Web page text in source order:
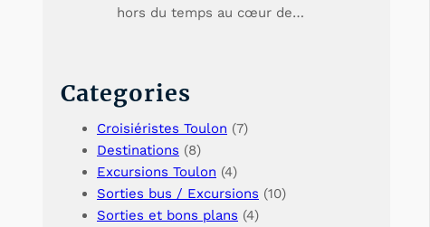
hors du temps au cœur de…
Categories
Croisiéristes Toulon (7)
Destinations (8)
Excursions Toulon (4)
Sorties bus / Excursions (10)
Sorties et bons plans (4)